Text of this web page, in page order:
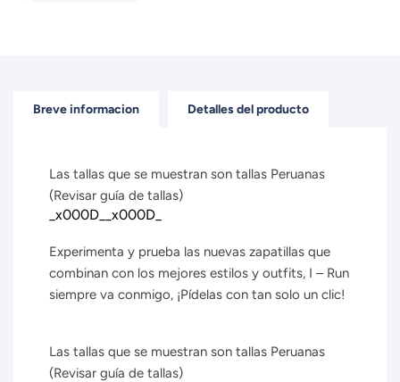
Breve informacion Detalles del producto
Las tallas que se muestran son tallas Peruanas
(Revisar guía de tallas)
_x000D__x000D_
Experimenta y prueba las nuevas zapatillas que
combinan con los mejores estilos y outfits, I – Run
siempre va conmigo, ¡Pídelas con tan solo un clic!
Las tallas que se muestran son tallas Peruanas
(Revisar guía de tallas)